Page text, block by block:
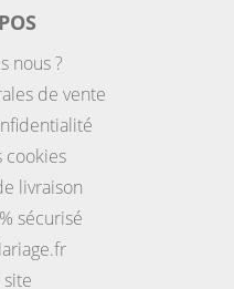
nous ?
de vente
cookies
livraison
sécurisé
site